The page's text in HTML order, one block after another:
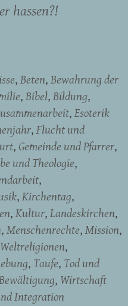
hassen?!
Beten Bewahrung der
Bibel Bildung
Esoterik
Flucht und
Gemeinde und Pfarrer
und Theologie
Kirchentag
Kultur Landeskirchen
Menschenrechte Mission
Taufe Tod und
Wirtschaft
Integration